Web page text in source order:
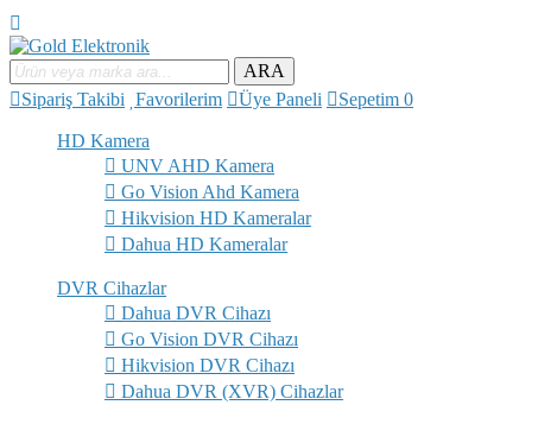
ARA
Sipariş Takibi Favorilerim Üye Paneli Sepetim 0
HD Kamera
UNV AHD Kamera
Go Vision Ahd Kamera
Hikvision HD Kameralar
Dahua HD Kameralar
DVR Cihazlar
Dahua DVR Cihazı
Go Vision DVR Cihazı
Hikvision DVR Cihazı
Dahua DVR (XVR) Cihazlar